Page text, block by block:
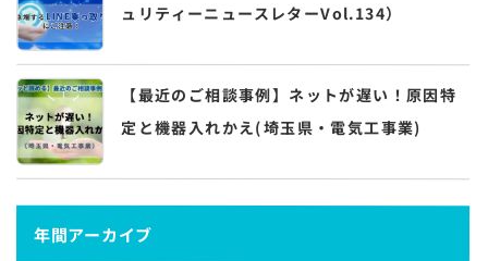
ュリティーニュースレターVol.134）
【最近のご相談事例】ネットが遅い！原因特
定と機器入れかえ(埼玉県・電気工事業)
年間アーカイブ